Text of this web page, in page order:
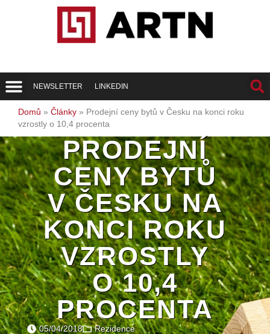
NEWSLETTER LINKEDIN
Domů » Články » Prodejní ceny bytů v Česku na konci roku
vzrostly o 10,4 procenta
PRODEJNÍ
CENY BYTŮ
V ČESKU NA
KONCI ROKU
VZROSTLY
O 10,4
PROCENTA
05/04/2018 Rezidence